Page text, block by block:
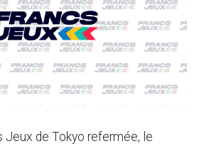
Jeux de Tokyo refermée, le